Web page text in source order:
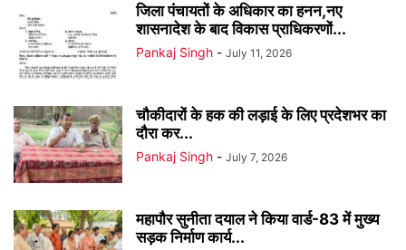
जिला पंचायतों के अधिकार का हनन,नए
शासनादेश के बाद विकास प्राधिकरणों...
Pankaj Singh - July 11, 2026
चौकीदारों के हक की लड़ाई के लिए प्रदेशभर का
दौरा कर...
Pankaj Singh - July 7, 2026
महापौर सुनीता दयाल ने किया वार्ड-83 में मुख्य
सड़क निर्माण कार्य...